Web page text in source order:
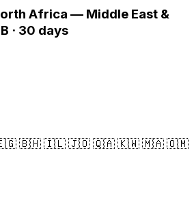
Africa — Middle East &
· 30 days
🇧🇭 🇮🇱 🇯🇴 🇶🇦 🇰🇼 🇲🇦 🇴🇲